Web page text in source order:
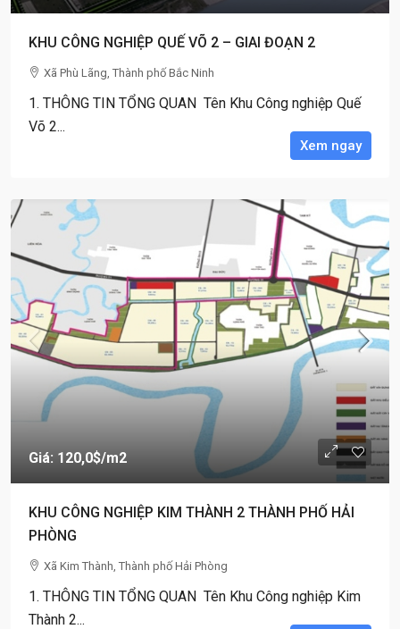
KHU CÔNG NGHIỆP QUẾ VÕ 2 – GIAI ĐOẠN 2
Xã Phù Lãng, Thành phố Bắc Ninh
1. THÔNG TIN TỔNG QUAN Tên Khu Công nghiệp Quế
Võ 2...
Xem ngay
Giá: 120,0$/m2
KHU CÔNG NGHIỆP KIM THÀNH 2 THÀNH PHỐ HẢI
PHÒNG
Xã Kim Thành, Thành phố Hải Phòng
1. THÔNG TIN TỔNG QUAN Tên Khu Công nghiệp Kim
Thành 2...